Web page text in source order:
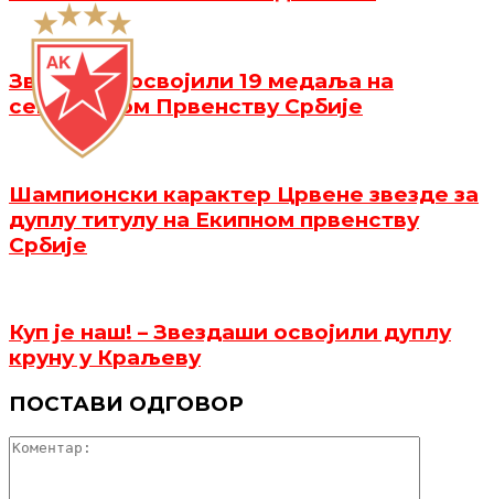
Звездаши освојили 19 медаља на
сениорском Првенству Србије
Шампионски карактер Црвене звезде за
дуплу титулу на Екипном првенству
Србије
Куп је наш! – Звездаши освојили дуплу
круну у Краљеву
ПОСТАВИ ОДГОВОР